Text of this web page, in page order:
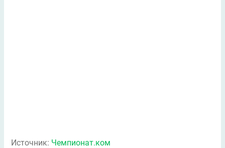
Источник: Чемпионат.ком